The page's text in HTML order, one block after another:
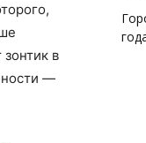
в
—